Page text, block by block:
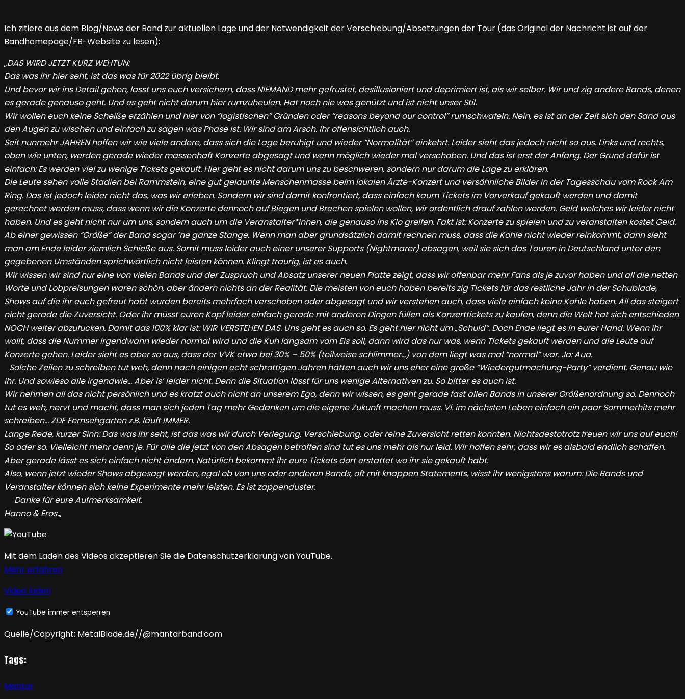
Ich zitiere aus dem Blog/News der Band zur aktuellen Lage und der Notwendigkeit der Verschiebung/Absetzungen der Tour (das Original der Nachricht ist auf der
Bandhomepage/FB-Website zu lesen):
„DAS WIRD JETZT KURZ WEHTUN:
Das was ihr hier seht, ist das was für 2022 übrig bleibt.
Und bevor wir ins Detail gehen, lasst uns euch versichern, dass NIEMAND mehr gefrustet, desillusioniert und deprimiert ist, als wir selber. Wir und zig andere Bands, denen
es gerade genauso geht. Und es geht nicht darum hier rumzuheulen. Hat noch nie was genützt und ist nicht unser Stil.
Wir wollen euch keine Scheiße erzählen und hier von “logistischen” Gründen oder “reasons beyond our control” rumschwafeln. Nein, es ist an der Zeit sich den Sand aus
den Augen zu wischen und einfach zu sagen was Phase ist: Wir sind am Arsch. Ihr offensichtlich auch.
Seit nunmehr JAHREN hoffen wir wie viele andere, dass sich die Lage beruhigt und wieder “Normalität” einkehrt. Leider sieht das jedoch nicht so aus. Links und rechts,
oben wie unten, werden gerade wieder massenhaft Konzerte abgesagt und wenn möglich wieder mal verschoben. Und das ist erst der Anfang. Der Grund dafür ist
einfach: Es werden viel zu wenige Tickets gekauft. Hier geht es nicht darum uns zu beschweren, sondern nur darum die Lage zu erklären.
Die Leute sehen volle Stadien bei Rammstein, eine gut gelaunte Menschenmasse beim lokalen Ärzte-Konzert und versöhnliche Bilder in der Tagesschau vom Rock Am
Ring. Das ist jedoch leider nicht das, was wir erleben. Sondern wir sind damit konfrontiert, dass einfach kaum Tickets im Vorverkauf gekauft werden und damit
gerechnet werden muss, dass wenn wir die Konzerte dennoch auf Biegen und Brechen spielen wollen, wir ordentlich drauf zahlen werden. Geld welches wir leider nicht
haben. Und es geht nicht nur um uns, sondern auch um die Veranstalter*innen, die genauso ins Klo greifen. Fakt ist: Konzerte zu spielen und zu veranstalten kostet Geld.
Ab einer gewissen “Größe” der Band sogar ’ne ganze Stange. Wenn man aber grundsätzlich damit rechnen muss, dass die Kohle nicht wieder reinkommt, dann sieht
man am Ende leider ziemlich Schieße aus. Somit muss leider auch einer unserer Supports (Nightmarer) absagen, weil sie sich das Touren in Deutschland unter den
gegebenen Umständen sprichwörtlich nicht leisten können. Klingt traurig, ist es auch.
Wir wissen wir sind nur eine von vielen Bands und der Zuspruch und Absatz unserer neuen Platte zeigt, dass wir offenbar mehr Fans als je zuvor haben und all die netten
Worte und Lobpreisungen waren schön, aber ändern nichts an der Realität. Die meisten von euch haben bereits zig Tickets für das restliche Jahr in der Schublade,
Shows auf die ihr euch gefreut habt wurden bereits mehrfach verschoben oder abgesagt und wir verstehen auch, dass viele einfach keine Kohle haben. All das steigert
nicht gerade die Zuversicht. Oder ihr müsst euren Kopf leider einfach gerade mit anderen Dingen füllen als Konzerttickets zu kaufen, denn die Welt hat sich entschieden
NOCH weiter abzufucken. Damit das 100% klar ist: WIR VERSTEHEN DAS. Uns geht es auch so. Es geht hier nicht um „Schuld“. Doch Ende liegt es in eurer Hand. Wenn ihr
wollt, dass die Nummer irgendwann wieder normal wird und die Kuh langsam vom Eis soll, dann wird das nur was, wenn Tickets gekauft werden und die Leute auf
Konzerte gehen. Leider sieht es aber so aus, dass der VVK etwa bei 30% – 50% (teilweise schlimmer…) von dem liegt was mal “normal” war. Ja: Aua.
Solche Zeilen zu schreiben tut weh, denn nach einigen echt schrottigen Jahren hätten auch wir uns eher eine große “Wiedergutmachung-Party” verdient. Genau wie
ihr. Und sowieso alle irgendwie… Aber is’ leider nicht. Denn die Situation lässt für uns wenige Alternativen zu. So bitter es auch ist.
Wir nehmen all das nicht persönlich und es kratzt auch nicht an unserem Ego, denn wir wissen, es geht gerade fast allen Bands in unserer Größenordnung so. Dennoch
tut es weh, nervt und macht, dass man sich jeden Tag mehr Gedanken um die eigene Zukunft machen muss. Vl. im nächsten Leben einfach ein paar Sommerhits mehr
schreiben… ZDF Fernsehgarten z.B. läuft IMMER.
Lange Rede, kurzer Sinn: Das was ihr seht, ist das was wir durch Verlegung, Verschiebung, oder reine Zuversicht retten konnten. Nichtsdestotrotz freuen wir uns auf euch!
So oder so. Vielleicht mehr denn je. Für alle die jetzt von den Absagen betroffen sind tut es uns mehr als nur leid. Wir hoffen sehr, dass wir es alsbald endlich schaffen.
Aber gerade lässt es sich einfach nicht ändern. Natürlich bekommt ihr eure Tickets dort erstattet wo ihr sie gekauft habt.
Also, wenn jetzt wieder Shows abgesagt werden, egal ob von uns oder anderen Bands, oft mit knappen Statements, wisst ihr wenigstens warum: Die Bands und
Veranstalter können sich keine Experimente mehr leisten. Es ist zappenduster.
Danke für eure Aufmerksamkeit.
Hanno & Eros.„
Mit dem Laden des Videos akzeptieren Sie die Datenschutzerklärung von YouTube.
Mehr erfahren
Video laden
YouTube immer entsperren
Quelle/Copyright: MetalBlade.de//@mantarband.com
Tags:
Mantar